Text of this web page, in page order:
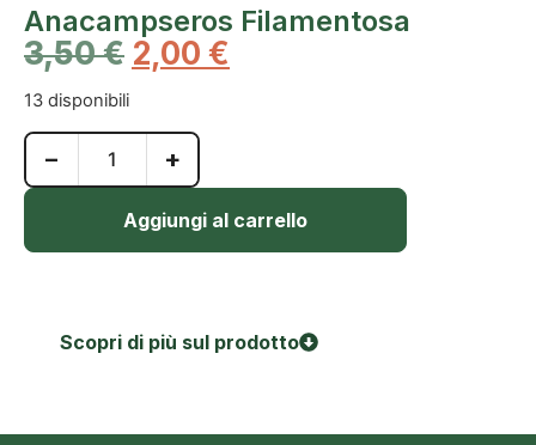
Anacampseros Filamentosa
3,50€ 2,00 €
13 disponibili
− +
Aggiungi al carrello
Scopri di più sul prodotto